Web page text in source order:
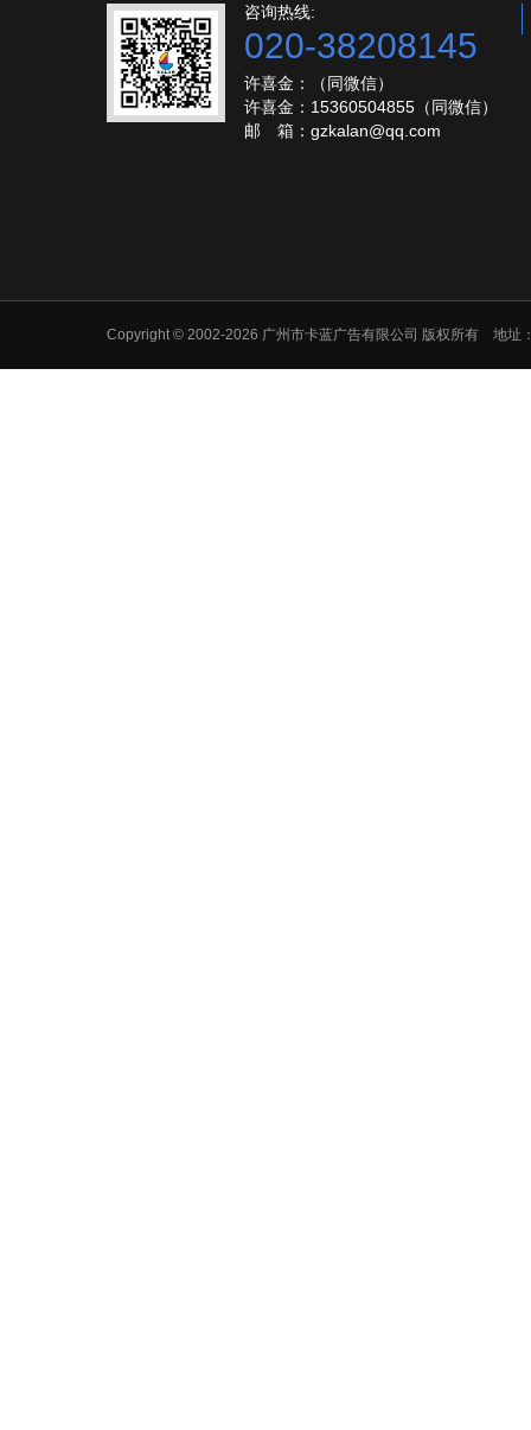
咨询热线:
020-38208145
许喜金：（同微信）
许喜金：15360504855（同微信）
邮 箱：gzkalan@qq.com
Copyright © 2002-2026 广州市卡蓝广告有限公司 版权所有 地址